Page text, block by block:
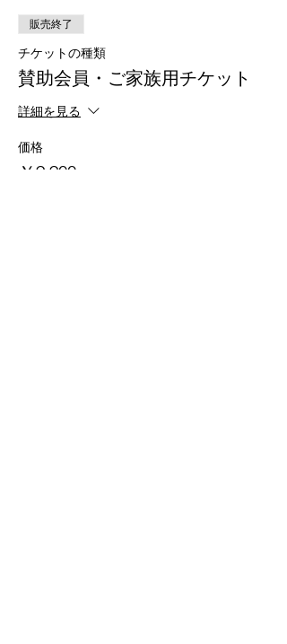
販売終了
チケットの種類
賛助会員・ご家族用チケット
詳細を見る
価格
￥9,900